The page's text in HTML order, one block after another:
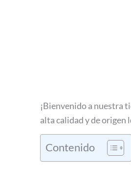
¡Bienvenido a nuestra
alta calidad y de origen
Contenido